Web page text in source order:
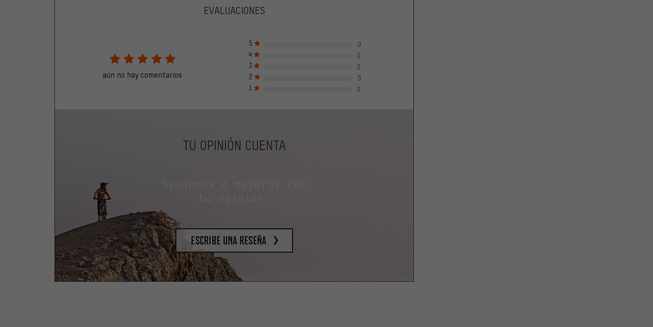
EVALUACIONES
aún no hay comentarios
5
0
4
0
3
0
2
0
1
0
TU OPINIÓN CUENTA
tu opinión.
escribe una reseña